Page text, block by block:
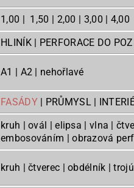
1,00 | 1,50 | 2,00 | 3,00 | 4,00
HLINÍK | PERFORACE DO
A1 | A2 | nehořlavé
FASÁDY| PRŮMYSL |
kruh | ovál | elipsa | vlna |
embosováním
kruh | čtverec | obdélník |